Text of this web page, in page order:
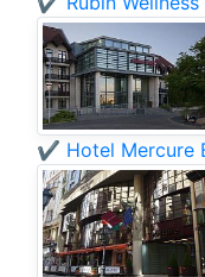
✔️ Hotel Mercure